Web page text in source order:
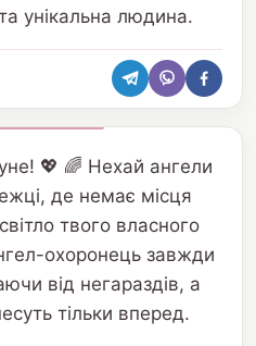
унікальна людина.
💖 🌈 Нехай ангели
де немає місця
твого власного
охоронець завжди
від негараздів, а
тільки вперед.